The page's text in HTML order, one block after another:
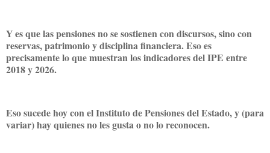
Y es que las pensiones no se sostienen con discursos, sino con
reservas, patrimonio y disciplina financiera. Eso es
precisamente lo que muestran los indicadores del IPE entre
2018 y 2026.
Eso sucede hoy con el Instituto de Pensiones del Estado, y (para
variar) hay quienes no les gusta o no lo reconocen.